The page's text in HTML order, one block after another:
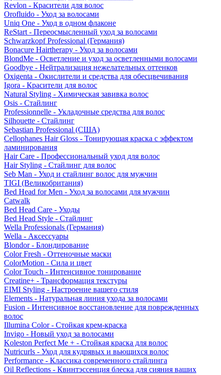
Revlon - Красители для волос
Orofluido - Уход за волосами
Uniq One - Уход в одном флаконе
ReStart - Переосмысленный уход за волосами
Schwarzkopf Professional (Германия)
Bonacure Hairtherapy - Уход за волосами
BlondMe - Осветление и уход за осветленными волосами
Goodbye - Нейтрализация нежелательных оттенков
Oxigenta - Окислители и средства для обесцвечивания
Igora - Красители для волос
Natural Styling - Химическая завивка волос
Osis - Стайлинг
Professionnelle - Укладочные средства для волос
Silhouette - Стайлинг
Sebastian Professional (США)
Cellophanes Hair Gloss - Тонирующая краска с эффектом
ламинирования
Hair Care - Профессиональный уход для волос
Hair Styling - Стайлинг для волос
Seb Man - Уход и стайлинг волос для мужчин
TIGI (Великобритания)
Bed Head for Men - Уход за волосами для мужчин
Catwalk
Bed Head Care - Уходы
Bed Head Style - Стайлинг
Wella Professionals (Германия)
Wella - Аксессуары
Blondor - Блондирование
Color Fresh - Оттеночные маски
ColorMotion - Сила и цвет
Color Touch - Интенсивное тонирование
Creatine+ - Трансформация текстуры
EIMI Styling - Настроение вашего стиля
Elements - Натуральная линия ухода за волосами
Fusion - Интенсивное восстановление для поврежденных
волос
Illumina Color - Стойкая крем-краска
Invigo - Новый уход за волосами
Koleston Perfect Me + - Стойкая краска для волос
Nutricurls - Уход для кудрявых и вьющихся волос
Performance - Классика современного стайлинга
Oil Reflections - Квинтэссенция блеска для сияния ваших